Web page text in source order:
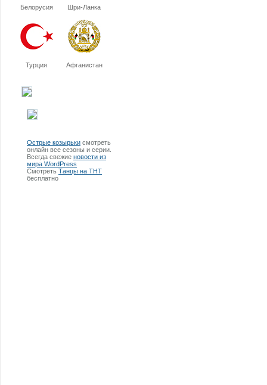
Белорусия Шри-Ланка
Турция Афганистан
Острые козырьки смотреть
онлайн все сезоны и серии.
Всегда свежие новости из
мира WordPress
Смотреть Танцы на ТНТ
бесплатно